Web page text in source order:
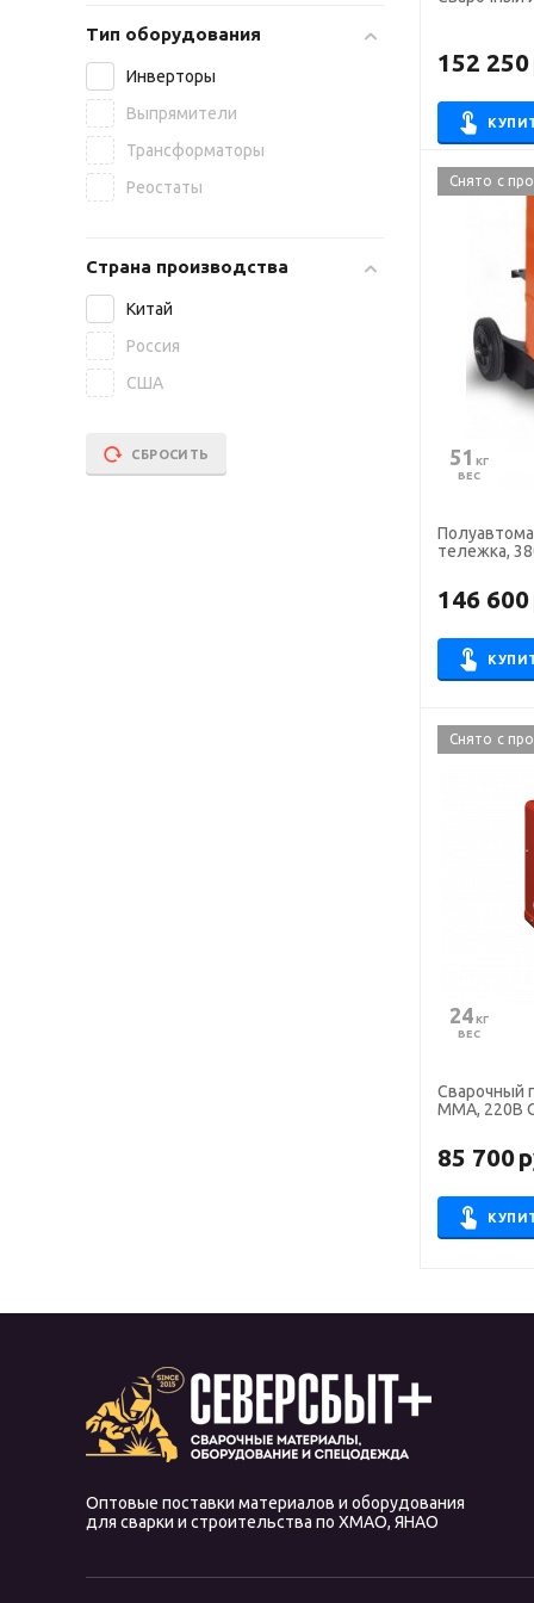
152 250
Снято с
51 КГ
ВЕС
тележка,
146 600
Снято с
24 КГ
ВЕС
Сварочный
ММА, 220В
85 700
Тип оборудования
Инверторы
Выпрямители
Трансформаторы
Реостаты
Страна производства
Китай
Россия
США
СБРОСИТЬ
Оптовые поставки материалов и оборудования
для сварки и строительства по ХМАО, ЯНАО